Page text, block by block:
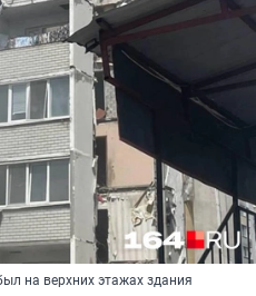
на верхних этажах здания